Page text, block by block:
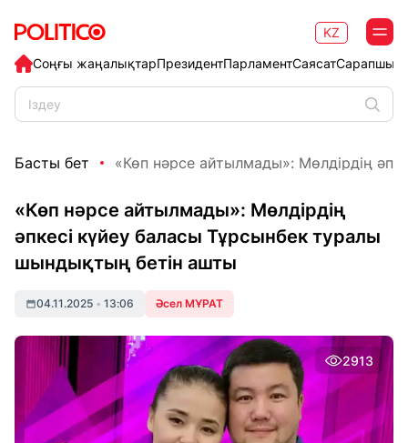
Соңғы жаңалықтарПрезидентПарламентСаясат
KZ
Басты бет «Көп нәрсе айтылмады»: Мөлдірдің
«Көп нәрсе айтылмады»: Мөлдірдің
әпкесі күйеу баласы Тұрсынбек туралы
шындықтың бетін ашты
04.11.2025 • 13:06 Әсел МҰРАТ
2913